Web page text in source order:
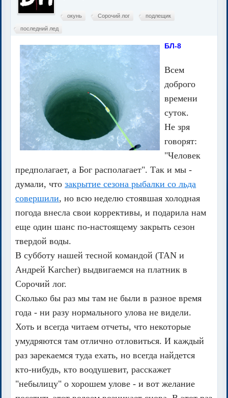
окунь Сорочий лог подлещик
последний лед
БЛ-8
Всем
доброго
времени
суток.
Не зря
говорят:
"Человек
предполагает, а Бог располагает". Так и мы -
думали, чтозакрытие сезона рыбалки со льда
совершили, но всю неделю стоявшая холодная
погода внесла свои коррективы, и подарила нам
еще один шанс по-настоящему закрыть сезон
твердой воды.
В субботу нашей тесной командой (TAN и
Андрей Karcher) выдвигаемся на платник в
Сорочий лог.
Сколько бы раз мы там не были в разное время
года - ни разу нормального улова не видели.
Хоть и всегда читаем отчеты, что некоторые
умудряются там отлично отловиться. И каждый
раз зарекаемся туда ехать, но всегда найдется
кто-нибудь, кто воодушевит, расскажет
"небылицу" о хорошем улове - и вот желание